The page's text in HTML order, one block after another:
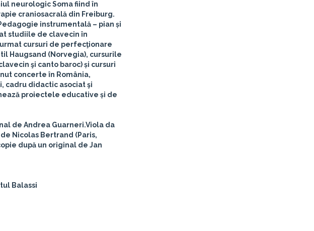
neurologic Soma fiind în
craniosacrală din Freiburg.
instrumentală – pian și
studiile de clavecin în
cursuri de perfecţionare
Haugsand (Norvegia), cursurile
şi canto baroc) și cursuri
concerte în România,
cadru didactic asociat şi
proiectele educative și de
de Andrea Guarneri.Viola da
Nicolas Bertrand (Paris,
după un original de Jan
Balassi